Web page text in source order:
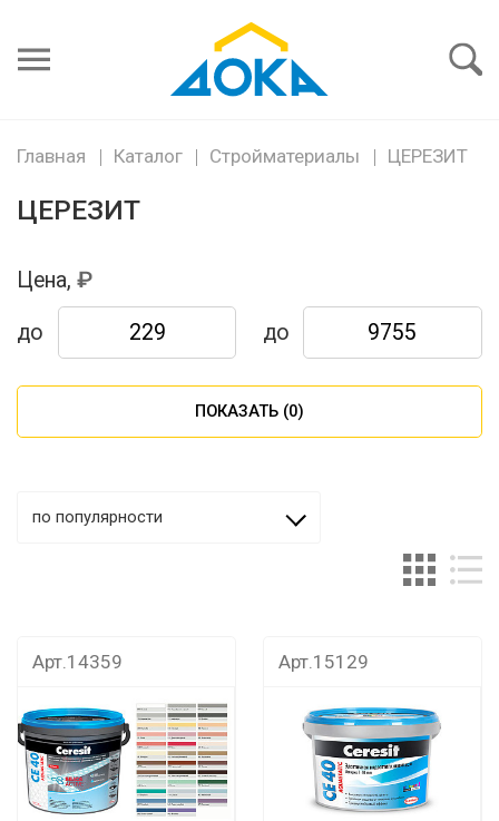
пароль
Главная Каталог Стройматериалы ЦЕРЕЗИТ
ЦЕРЕЗИТ
Цена,
до до
ПОКАЗАТЬ (0)
по популярности
Арт.14359 Арт.15129